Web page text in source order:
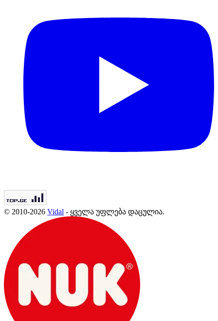
© 2010-2026 Vidal - ყველა უფლება დაცულია.